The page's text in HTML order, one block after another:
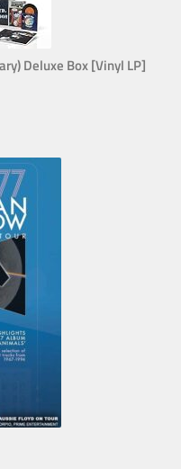
Deluxe Box [Vinyl LP]